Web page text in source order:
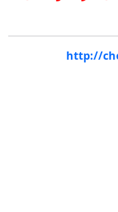
http://